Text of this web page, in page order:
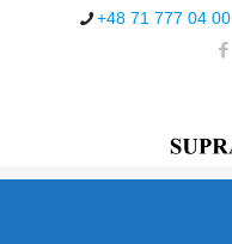
+48 71 777 04 00